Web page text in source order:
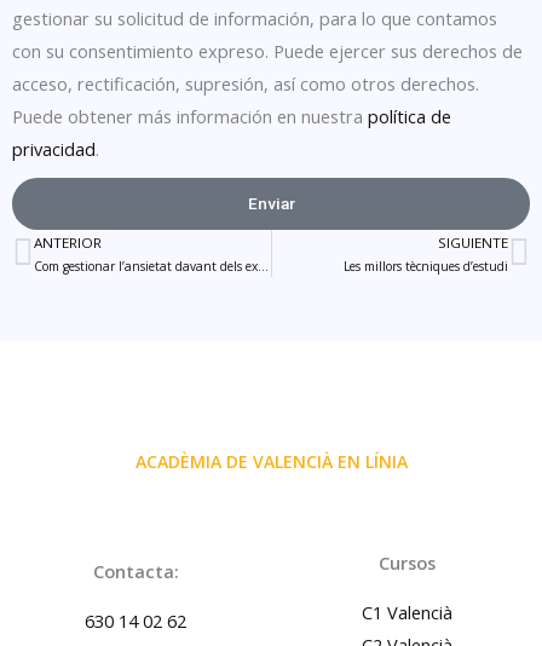
gestionar su solicitud de información, para lo que contamos
con su consentimiento expreso. Puede ejercer sus derechos de
acceso, rectificación, supresión, así como otros derechos.
Puede obtener más información en nuestra política de
privacidad.
Enviar
Alternative:
Prev
ANTERIOR
Com gestionar l’ansietat davant dels exàmens
SIGUIENTE
Les millors tècniques d’estudi
ACADÈMIA DE VALENCIÀ EN LÍNIA
Contacta:
630 14 02 62
Cursos
C1 Valencià